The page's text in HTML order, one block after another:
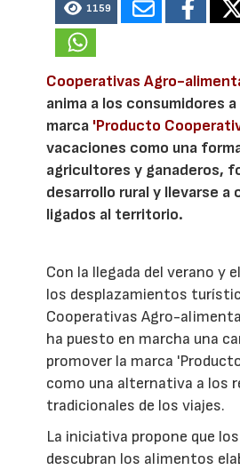
1159
Cooperativas Agro-
anima a los consumidores
marca 'Producto
vacaciones como una
agricultores y ganaderos,
desarrollo rural y llevarse a
ligados al territorio.
Con la llegada del verano y
los desplazamientos
Cooperativas Agro-
ha puesto en marcha una
promover la marca
como una alternativa a los
tradicionales de los viajes.
La iniciativa propone que
descubran los alimentos